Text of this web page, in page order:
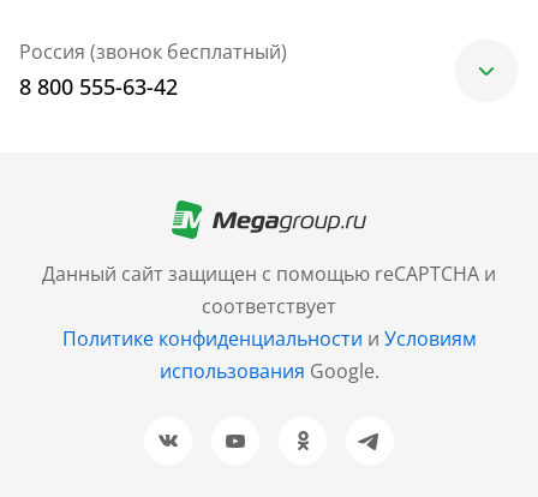
Данный сайт защищен с помощью reCAPTCHA и
соответствует
Политике конфиденциальности и Условиям
использования Google.
Россия (звонок бесплатный)
8 800 555-63-42
+7 (499) 705-30-10
Санкт-Петербург
+7 (812) 600-77-33
Барнаул
+7 (961) 999-93-93
Новосибирск